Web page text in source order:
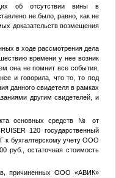
об отсутствии вины в
не было, равно, как не
доказательств возмещения
в ходе рассмотрения дела
времени у нее возник
она не помнит все события,
и говорила, что то, то под
данного свидетеля в рамках
другим свидетелей, и
основных средств
№
от
120 государственный
к бухгалтерскому учету ООО
руб., остаточная стоимость
причиненных ООО «АВИК»